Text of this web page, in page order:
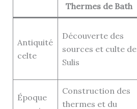
Thermes de Bath
Antiquité
celte
Découverte des
sources et culte de
Sulis
Époque
Construction des
thermes et du